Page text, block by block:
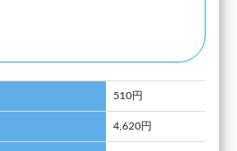
510円
4,620円